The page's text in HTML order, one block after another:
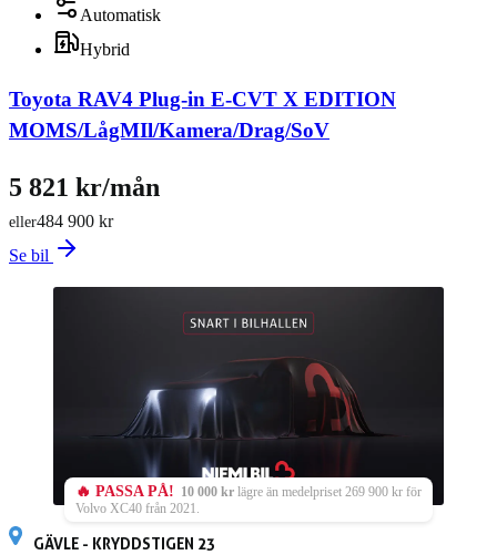
Automatisk
Hybrid
Toyota RAV4 Plug-in E-CVT X EDITION
MOMS/LågMIl/Kamera/Drag/SoV
484 900 kr
eller
5 821 kr/mån
Se bil
🔥 PASSA PÅ! 10 000 kr lägre än medelpriset 269 900 kr för
Volvo XC40 från 2021.
GÄVLE - KRYDDSTIGEN 23